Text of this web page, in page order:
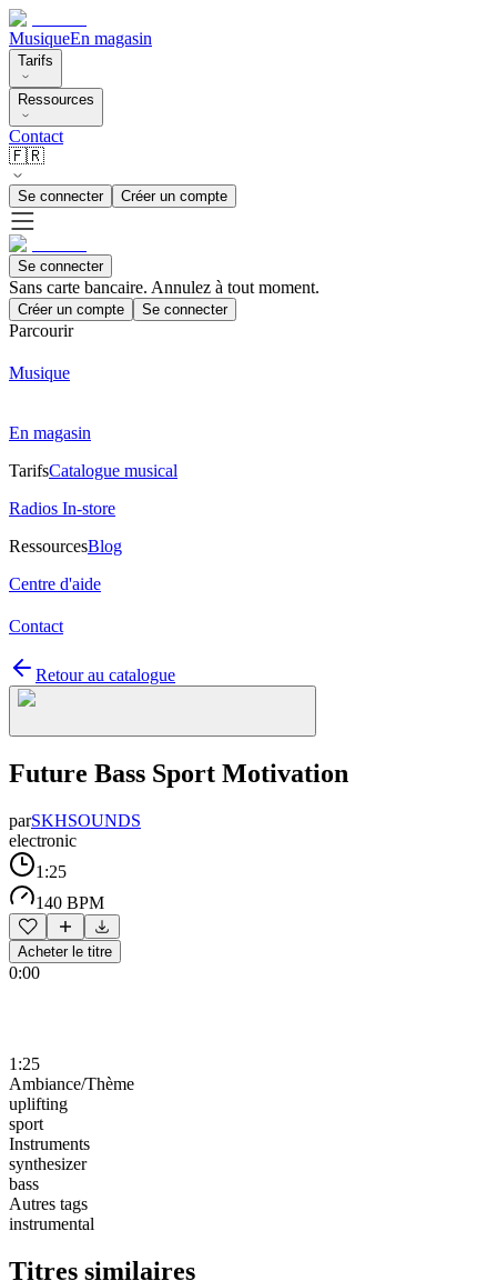
MusiqueEn magasin
Tarifs
Ressources
Contact
🇫🇷
Se connecter Créer un compte
Se connecter
Sans carte bancaire. Annulez à tout moment.
Créer un compte Se connecter
Parcourir
Musique
En magasin
TarifsCatalogue musical
Radios In-store
RessourcesBlog
Centre d'aide
Contact
Retour au catalogue
Future Bass Sport Motivation
parSKHSOUNDS
electronic
1:25
140 BPM
Acheter le titre
0:00
1:25
Ambiance/Thème
uplifting
sport
Instruments
synthesizer
bass
Autres tags
instrumental
Titres similaires